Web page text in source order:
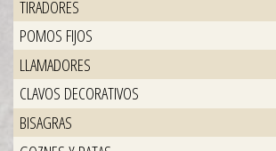
TIRADORES
POMOS FIJOS
LLAMADORES
CLAVOS DECORATIVOS
BISAGRAS